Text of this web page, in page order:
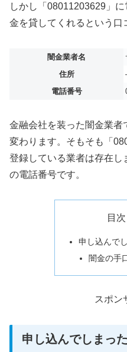
しかし「08011203629」
金を貸してくれるという口
闇金業者名
住所
電話番号
金融会社を装った闇金業者
変わります。そもそも「
登録している業者は存在
の電話番号です。
目次
申し込んで
闇金の手
スポン
申し込んでしまっ